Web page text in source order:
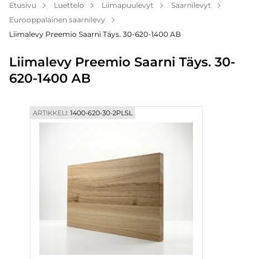
Maksu
Yrityksen
Blogi
Yhteystiedot
Etusivu Luettelo Liimapuulevyt
Saarnilevyt
Eurooppalainen saarnilevy
Liimalevy Preemio Saarni Täys. 30-620-1400 AB
Liimalevy Preemio Saarni Täys. 30-
620-1400 AB
ARTIKKELI:1400-620-30-2PLSL